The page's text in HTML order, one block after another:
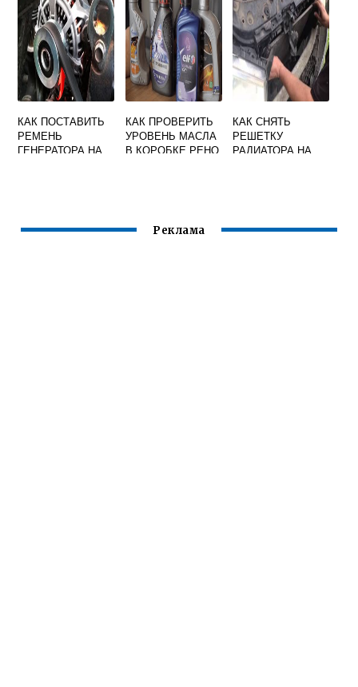
РЕСТАЙЛИНГ
КАК ПОСТАВИТЬ
РЕМЕНЬ
ГЕНЕРАТОРА НА
КАК ПРОВЕРИТЬ
УРОВЕНЬ МАСЛА
В КОРОБКЕ РЕНО
КАК СНЯТЬ
РЕШЕТКУ
РАДИАТОРА НА
Реклама